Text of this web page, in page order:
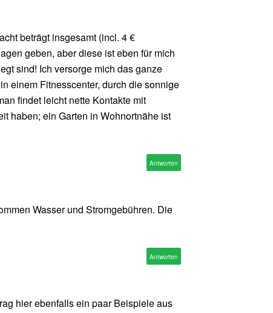
beträgt insgesamt (incl. 4 €
geben, aber diese ist eben für mich
sind! Ich versorge mich das ganze
einem Fitnesscenter, durch die sonnige
findet leicht nette Kontakte mit
haben; ein Garten in Wohnortnähe ist
Wasser und Stromgebühren. Die
Antworten
hier ebenfalls ein paar Beispiele aus
Antworten